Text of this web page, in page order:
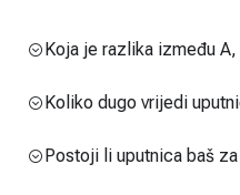
Koja je razlika između
Koliko dugo vrijedi
Postoji li uputnica baš